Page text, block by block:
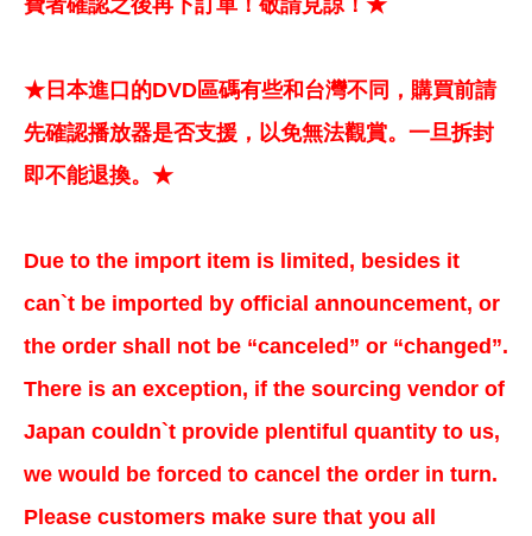
費者確認之後再下訂單！敬請見諒！★
★日本進口的DVD區碼有些和台灣不同，購買前請
先確認播放器是否支援，以免無法觀賞。一旦拆封
即不能退換。★
Due to the import item is limited, besides it
can`t be imported by official announcement, or
the order shall not be “canceled” or “changed”.
There is an exception, if the sourcing vendor of
Japan couldn`t provide plentiful quantity to us,
we would be forced to cancel the order in turn.
Please customers make sure that you all